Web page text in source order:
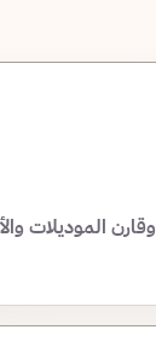
الموديلات